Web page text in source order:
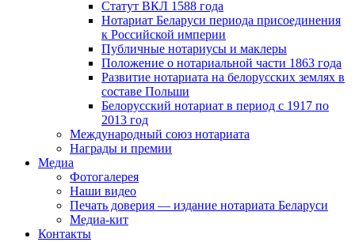
Статут ВКЛ 1588 года
Нотариат Беларуси периода присоединения
к Российской империи
Публичные нотариусы и маклеры
Положение о нотариальной части 1863 года
Развитие нотариата на белорусских землях в
составе Польши
Белорусский нотариат в период с 1917 по
2013 год
Международный союз нотариата
Награды и премии
Медиа
Фотогалерея
Наши видео
Печать доверия — издание нотариата Беларуси
Медиа-кит
Контакты